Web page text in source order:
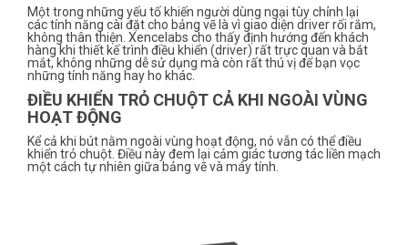
Một trong những yếu tố khiến người dùng ngại tùy chỉnh lại
các tính năng cài đặt cho bảng vẽ là vì giao diện driver rối rắm,
không thân thiện. Xencelabs cho thấy định hướng đến khách
hàng khi thiết kế trình điều khiển (driver) rất trực quan và bắt
mắt, không những dễ sử dụng mà còn rất thú vị để bạn vọc
những tính năng hay ho khác.
ĐIỀU KHIỂN TRỎ CHUỘT CẢ KHI NGOÀI VÙNG
HOẠT ĐỘNG
Kể cả khi bút nằm ngoài vùng hoạt động, nó vẫn có thể điều
khiển trỏ chuột. Điều này đem lại cảm giác tương tác liền mạch
một cách tự nhiên giữa bảng vẽ và máy tính.